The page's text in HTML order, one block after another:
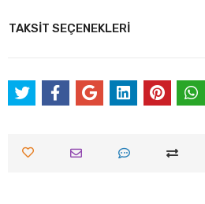
TAKSİT SEÇENEKLERİ